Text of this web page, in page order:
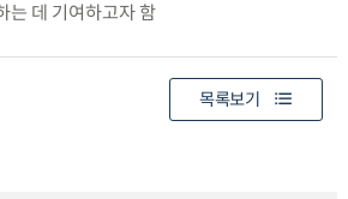
는 데 기여하고자 함
목록보기